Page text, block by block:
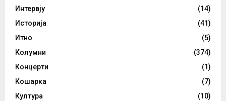
Интервју
(14)
Историја
(41)
Итно
(5)
Колумни
(374)
Концерти
(1)
Кошарка
(7)
Култура
(10)